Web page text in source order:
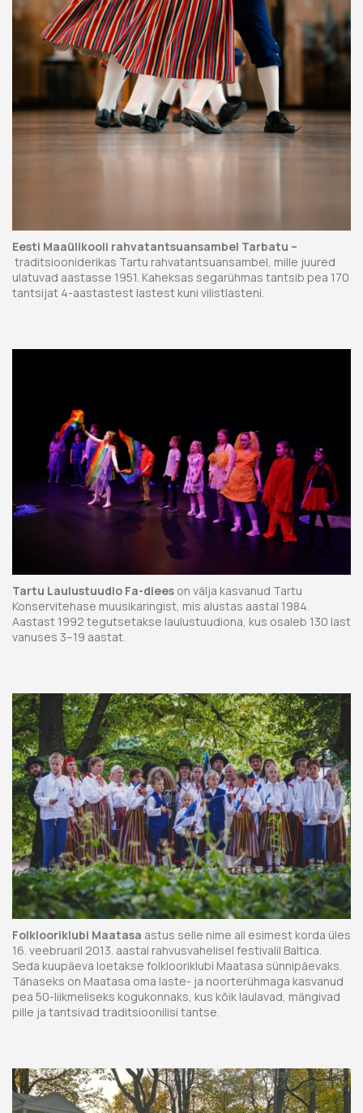
Eesti Maaülikooli rahvatantsuansambel Tarbatu –
traditsiooniderikas Tartu rahvatantsuansambel, mille juured
ulatuvad aastasse 1951. Kaheksas segarühmas tantsib pea 170
tantsijat 4-aastastest lastest kuni vilistlasteni.
Tartu Laulustuudio Fa-diees on välja kasvanud Tartu
Konservitehase muusikaringist, mis alustas aastal 1984.
Aastast 1992 tegutsetakse laulustuudiona, kus osaleb 130 last
vanuses 3–19 aastat.
Folklooriklubi Maatasa astus selle nime all esimest korda üles
16. veebruaril 2013. aastal rahvusvahelisel festivalil Baltica.
Seda kuupäeva loetakse folklooriklubi Maatasa sünnipäevaks.
Tänaseks on Maatasa oma laste- ja noorterühmaga kasvanud
pea 50-liikmeliseks kogukonnaks, kus kõik laulavad, mängivad
pille ja tantsivad traditsioonilisi tantse.